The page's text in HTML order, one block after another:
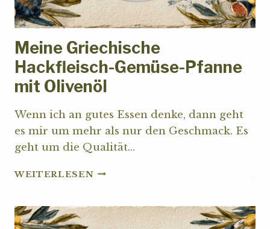
Meine Griechische
Hackfleisch-Gemüse-Pfanne
mit Olivenöl
Wenn ich an gutes Essen denke, dann geht
es mir um mehr als nur den Geschmack. Es
geht um die Qualität…
WEITERLESENMEINE
GEMÜSE-
PFANNE